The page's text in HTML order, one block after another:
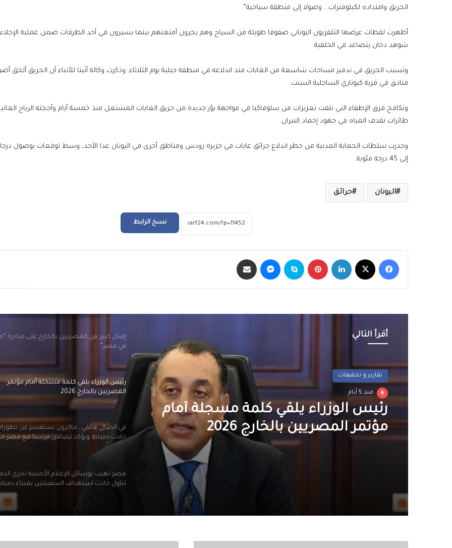
الحريق وامتداده لكيلومترات… وصولا إلى منطقة سياحية”.
أظهرت لقطات عرضها التلفزيون اليوناني صفوفا طويلة من السياح وهم يجرون أمتعتهم بينما يسيرون في أحد الطرقات ضمن عملية الإجلاء،
شوهد دخان يتصاعد في الخلفية.
وتسبب الحريق في تدمير مساحات شاسعة من الغابات منذ اندلاعه في منطقة جبلية يوم الثلاثاء. وذكرت وكالة أثينا للأنباء أن الحريق ألحق
فنادق في قرية كيوتاري الساحلية السبت.
وتكافح فرق الإطفاء التي تلقت تعزيزات من سلوفاكيا في مواجهة بؤر جديدة من حريق الغابات المشتعل منذ خمسة أيام وأججته الرياح
طائرات تقذف المياه في جهود إخماد النيران.
وحذرت سلطات الحماية المدنية من خطر اندلاع حرائق غابات في جزيرة رودس ومناطق أخرى في اليونان غدا الأحد، وسط توقعات بوصول
إلى 45 درجة مئوية.
اليونان حرائق
نسخ الرابط
فيسبوك لينكدإن بينتيريست سكايب ماسنجر
أقرأ التالي
تقارير و تحقيقات
منذ 5 أيام
رئيس الوزراء يلقي كلمة مسجلة أمام
مؤتمر المصريين بالخارج 2026
رئيس الوزراء يستقبل رئيس حكومة الوحدة
إقبال كبير من المصريين بالخارج على مبادرة
في مصر”
رئيس الوزراء يلقي كلمة مسجلة أمام مؤتمر
المصريين بالخارج 2026
في اتصال هاتفي.. ماكرون يستفسر عن
حادث دمياط ويؤكد تضامن فرنسا مع مصر
وشعباً
مصر تهيب بوسائل الإعلام الأجنبية تحري
تناول حادث استهداف السفينتين بميناء